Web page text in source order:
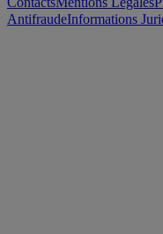
AntifraudeInformations